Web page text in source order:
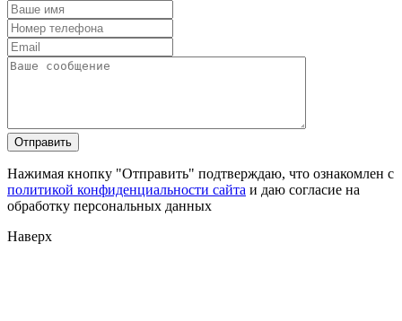
Нажимая кнопку "Отправить" подтверждаю, что ознакомлен с
политикой конфиденциальности сайта и даю согласие на
обработку персональных данных
Наверх